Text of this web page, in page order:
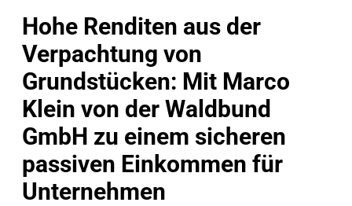
Hohe Renditen aus der
Verpachtung von
Grundstücken: Mit Marco
Klein von der Waldbund
GmbH zu einem sicheren
passiven Einkommen für
Unternehmen